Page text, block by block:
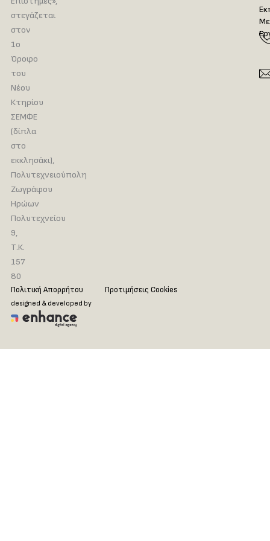
στεγάζεται
στον
1ο
Όροφο
του
Νέου
Κτηρίου
ΣΕΜΦΕ
(δίπλα
στο
εκκλησάκι),
Πολυτεχνειούπολη
Ζωγράφου
Ηρώων
Πολυτεχνείου
9,
Τ.Κ.
157
80
Πολιτική Απορρήτου Προτιμήσεις Cookies
designed & developed by